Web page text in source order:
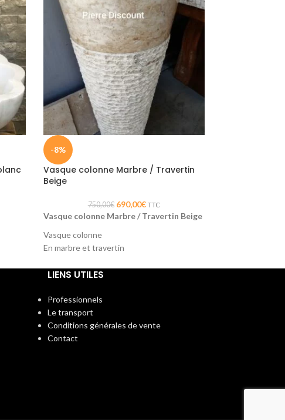
-8%
Vasque colonne Marbre / Travertin
Beige
750,00€ 690,00€ TTC
Vasque colonne Marbre / Travertin Beige
Vasque colonne
En marbre et travertin
Une ligne et un design épuré pour cette
beige.
LIENS UTILES
Professionnels
Le transport
Conditions générales de vente
Contact